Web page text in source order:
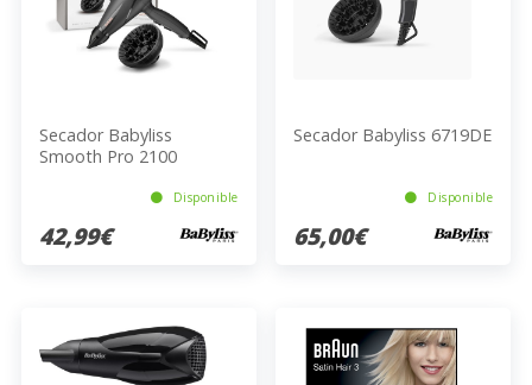
Secador Babyliss
Smooth Pro 2100
Disponible
42,99€
Secador Babyliss 6719DE
Disponible
65,00€